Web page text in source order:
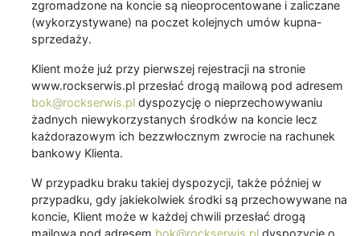
zgromadzone na koncie są nieoprocentowane i zaliczane
(wykorzystywane) na poczet kolejnych umów kupna-
sprzedaży.
Klient może już przy pierwszej rejestracji na stronie
www.rockserwis.pl przesłać drogą mailową pod adresem
bok@rockserwis.pl dyspozycję o nieprzechowywaniu
żadnych niewykorzystanych środków na koncie lecz
każdorazowym ich bezzwłocznym zwrocie na rachunek
bankowy Klienta.
W przypadku braku takiej dyspozycji, także później w
przypadku, gdy jakiekolwiek środki są przechowywane na
koncie, Klient może w każdej chwili przesłać drogą